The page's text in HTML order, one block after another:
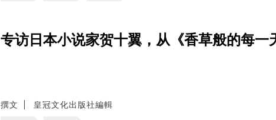
专访日本小说家贺十翼，从《香草般的每一
撰文 皇冠文化出版社編輯